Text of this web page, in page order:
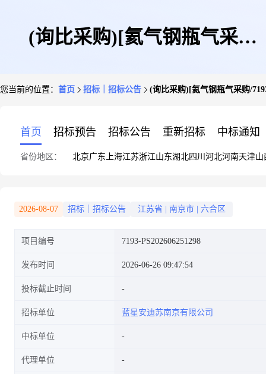
(询比采购)[氦气钢瓶气采
您当前的位置： 首页 招标｜招标公告 (询比采购)[氦气钢瓶气采购/
首页 招标预告 招标公告 重新招标 中标通知
省份地区： 北京广东 上海江苏浙江山东湖北四川 河北河南天津山
2026-08-07 招标｜招标公告 江苏省 南京市 六合区
项目编号 7193-PS202606251298
发布时间 2026-06-26 09:47:54
投标截止时间
招标单位 蓝星安迪苏南京有限公司
中标单位
代理单位